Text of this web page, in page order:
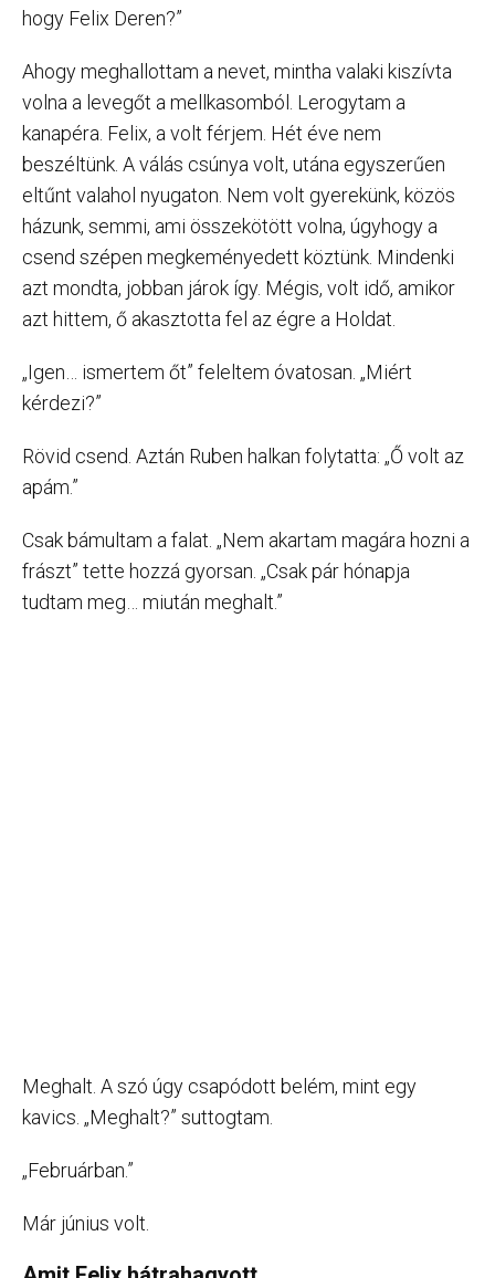
hogy Felix Deren?”
Ahogy meghallottam a nevet, mintha valaki kiszívta
volna a levegőt a mellkasomból. Lerogytam a
kanapéra. Felix, a volt férjem. Hét éve nem
beszéltünk. A válás csúnya volt, utána egyszerűen
eltűnt valahol nyugaton. Nem volt gyerekünk, közös
házunk, semmi, ami összekötött volna, úgyhogy a
csend szépen megkeményedett köztünk. Mindenki
azt mondta, jobban járok így. Mégis, volt idő, amikor
azt hittem, ő akasztotta fel az égre a Holdat.
„Igen… ismertem őt” feleltem óvatosan. „Miért
kérdezi?”
Rövid csend. Aztán Ruben halkan folytatta: „Ő volt az
apám.”
Csak bámultam a falat. „Nem akartam magára hozni a
frászt” tette hozzá gyorsan. „Csak pár hónapja
tudtam meg… miután meghalt.”
Meghalt. A szó úgy csapódott belém, mint egy
kavics. „Meghalt?” suttogtam.
„Februárban.”
Már június volt.